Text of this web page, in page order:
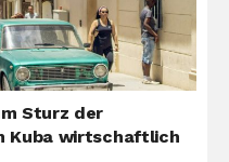
Sturz der
Kuba wirtschaftlich